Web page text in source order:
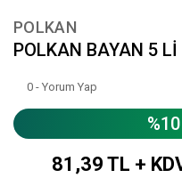
POLKAN
POLKAN BAYAN 5
0 - Yorum Yap
81,39 TL +